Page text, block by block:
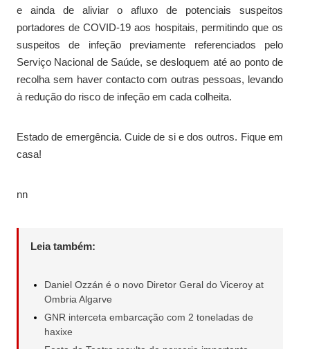
e ainda de aliviar o afluxo de potenciais suspeitos
portadores de COVID-19 aos hospitais, permitindo que os
suspeitos de infeção previamente referenciados pelo
Serviço Nacional de Saúde, se desloquem até ao ponto de
recolha sem haver contacto com outras pessoas, levando
à redução do risco de infeção em cada colheita.
Estado de emergência. Cuide de si e dos outros. Fique em
casa!
nn
Leia também:
Daniel Ozzán é o novo Diretor Geral do Viceroy at
Ombria Algarve
GNR interceta embarcação com 2 toneladas de
haxixe